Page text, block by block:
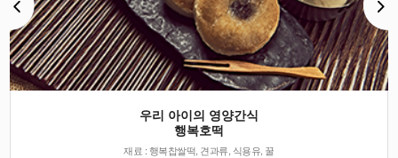
우리 아이의 영양간식
행복호떡
재료 : 행복찹쌀떡, 견과류, 식용유, 꿀